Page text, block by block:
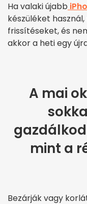
Ha valaki újabb
készüléket
frissítéseket, és
akkor a heti egy
A mai
mint a
Bezárják vagy